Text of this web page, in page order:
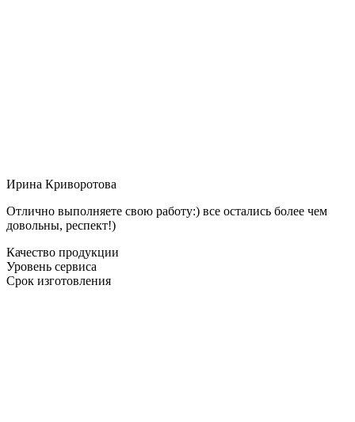
Ирина Криворотова
Отлично выполняете свою работу:) все остались более чем
довольны, респект!)
Качество продукции
Уровень сервиса
Срок изготовления